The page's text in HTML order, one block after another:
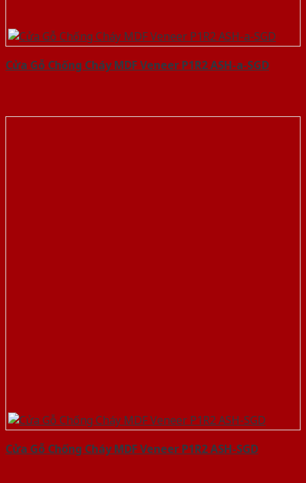
Cửa Gỗ Chống Cháy MDF Veneer P1R2 ASH-a-SGD
Cửa Gỗ Chống Cháy MDF Veneer P1R2 ASH-SGD